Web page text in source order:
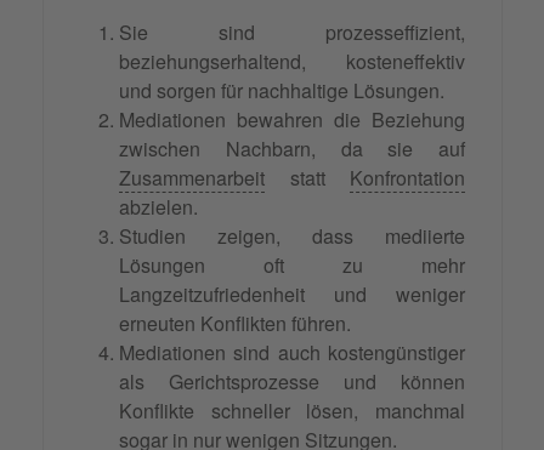
Sie sind prozesseffizient,
beziehungserhaltend, kosteneffektiv
und sorgen für nachhaltige Lösungen.
Mediationen bewahren die Beziehung
zwischen Nachbarn, da sie auf
Zusammenarbeit statt Konfrontation
abzielen.
Studien zeigen, dass mediierte
Lösungen oft zu mehr
Langzeitzufriedenheit und weniger
erneuten Konflikten führen.
Mediationen sind auch kostengünstiger
als Gerichtsprozesse und können
Konflikte schneller lösen, manchmal
sogar in nur wenigen Sitzungen.